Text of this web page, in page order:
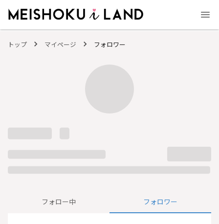
トップ マイページ フォロワー
フォロー中 フォロワー